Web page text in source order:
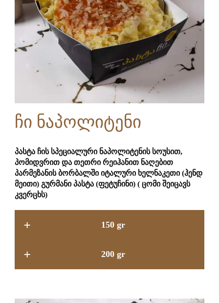
ჩი ნაპოლიტენი
პასტა ჩის სპეციალური ნაპოლიტენის სოუსით,
პომიდვრით და თეთრი რეიჰანით ნაღებით
პარმეზანის ბორბალში იტალური ხელნაკეთი (ჰენდ
მეითი) გურმანი პასტა (ფეტუჩინი) ( ცომი შეიცავს
კვერცხს)
+ 150 gr
+ 200 gr